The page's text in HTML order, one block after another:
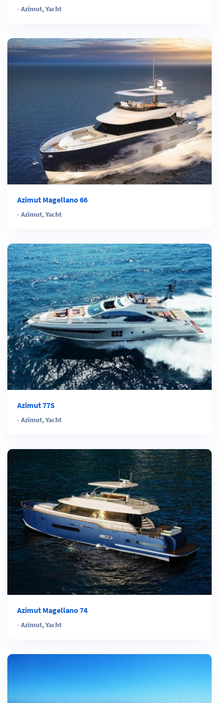
- Azimut,Yacht
Azimut Magellano 66
- Azimut,Yacht
Azimut 77S
- Azimut,Yacht
Azimut Magellano 74
- Azimut,Yacht